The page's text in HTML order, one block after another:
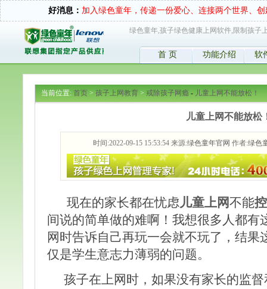
好消息： 加入绿色童年，传递一份爱心、连接两个世界、
绿色童年,孩子绿色健康上网软件,限制孩子
首 页 功能介绍 软
当前位置: 首页> 孩子上网教育> 戒除孩子网瘾 - 儿童上网不能放松！
儿童上网不能放松
时间:2022-09-15 15:53:54 来源:绿色童年官网 作者:绿色
现在的家长都在忧虑儿童上网不能
间说的简单做的难啊！我想很多人都有
网时告诉自己再玩一会就不玩了，结果
仅是学生意志力薄弱的问题。
孩子在上网时，如果没有家长的监